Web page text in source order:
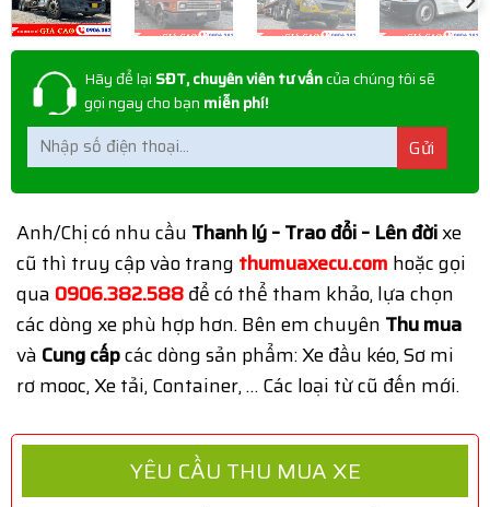
Hãy để lại SĐT, chuyên viên tư vấncủa chúng tôi sẽ
gọi ngay cho bạn miễn phí!
Anh/Chị có nhu cầu Thanh lý – Trao đổi – Lên đờixe
cũ thì truy cập vào trang thumuaxecu.com hoặc gọi
qua 0906.382.588để có thể tham khảo, lựa chọn
các dòng xe phù hợp hơn. Bên em chuyên Thu mua
và Cung cấpcác dòng sản phẩm: Xe đầu kéo, Sơ mi
rơ mooc, Xe tải, Container, … Các loại từ cũ đến mới.
YÊU CẦU THU MUA XE